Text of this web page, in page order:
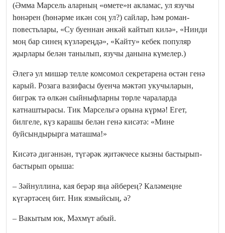
(Әмма Марсель аларның «өмете»н акламас, ул язучы
һөнәрен (һөнәрме икән соң ул?) сайлар, һәм роман-
повестьлары, «Су буеннан әнкәй кайтып килә», «Нинди
моң бар синең күзләреңдә», «Кайту» кебек популяр
җырлары белән танылып, язучы данына күмелер.)
Әлегә ул мишәр телле комсомол секретарена өстән генә
карый. Розага вазифасы буенча мәктәп укучыларын,
бигрәк тә өлкән сыйныфларны төрле чараларда
катнаштырасы. Тик Марсельгә орына күрмә! Егет,
билгеле, күз карашы белән генә кисәтә: «Мине
буйсындырырга маташма!»
Кисәтә дигәннән, түгәрәк җитәкчесе кызны бастырып-
бастырып орыша:
– Зәйнуллина, кая берәр яңа әйберең? Каләмеңне
күгәртәсең бит. Ник язмыйсың, ә?
– Вакытым юк, Мәхмүт абый.